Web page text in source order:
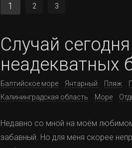
1 2 3
Случай
неадекватных
Балтийское море Янтарный Пляж
Калининградская область
Море
Недавно со мной на моём
забавный. Но для меня скорее